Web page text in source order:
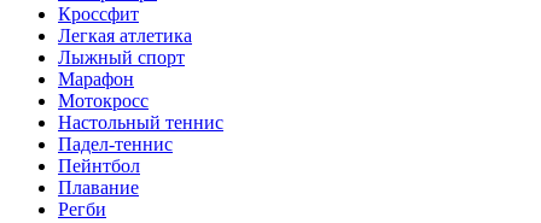
Кроссфит
Легкая атлетика
Лыжный спорт
Марафон
Мотокросс
Настольный теннис
Падел-теннис
Пейнтбол
Плавание
Регби